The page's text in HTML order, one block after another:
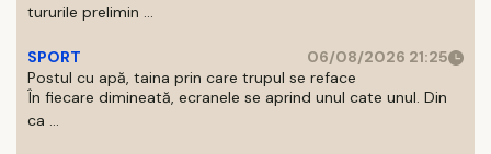
tururile prelimin ...
SPORT
06/08/2026 21:25
Postul cu apă, taina prin care trupul se reface
În fiecare dimineată, ecranele se aprind unul cate unul. Din
ca ...